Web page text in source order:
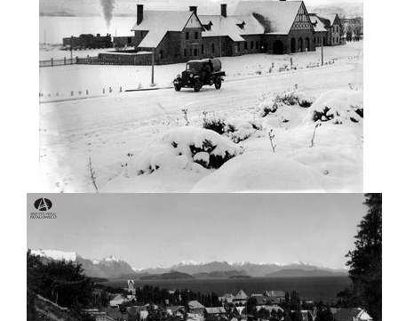
Ciudadano Ilustre - Registro
Banca del Vecino - Registro
Huéspedes de Honor - Registro
Antiguos Pobladores - Registro
Reconocimientos - Registro
Bariloche, Municipio intercultural
REFORMA DE LA CARTA ORGÁNICA